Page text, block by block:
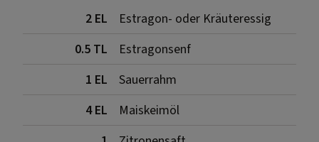
2 EL
Estragon- oder Kräuteressig
0.5 TL
Estragonsenf
1 EL
Sauerrahm
4 EL
Maiskeimöl